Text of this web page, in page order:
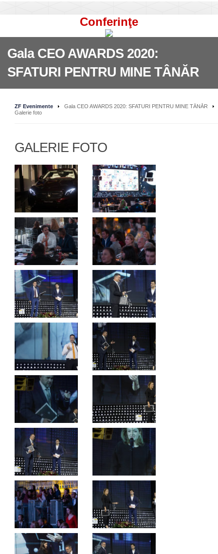
Conferinţe
Gala CEO AWARDS 2020:
SFATURI PENTRU MINE TÂNĂR
ZF Evenimente
Gala CEO AWARDS 2020: SFATURI PENTRU MINE TÂNĂR
Galerie foto
GALERIE FOTO